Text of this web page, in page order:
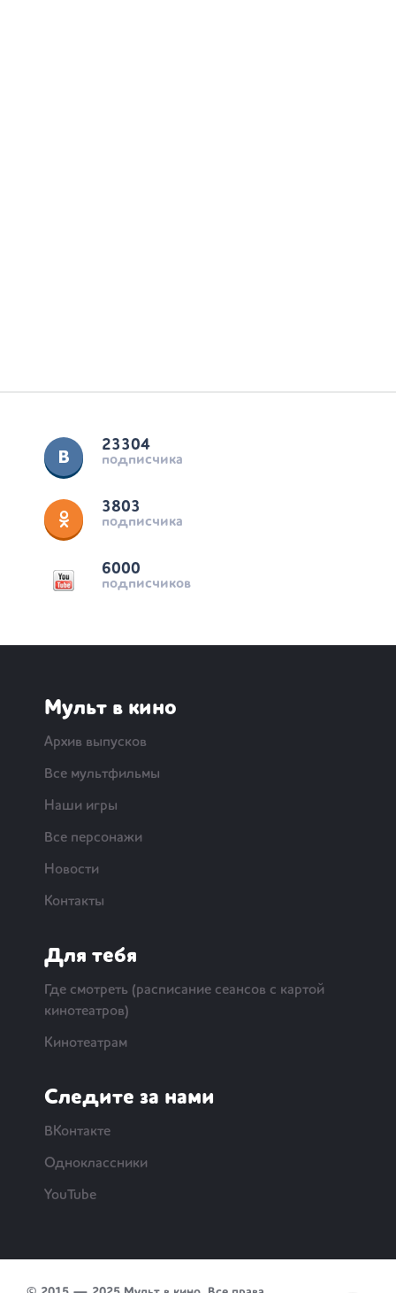
23304
подписчика
3803
подписчика
6000
подписчиков
Мульт в кино
Архив выпусков
Все мультфильмы
Наши игры
Все персонажи
Новости
Контакты
Для тебя
Где смотреть (расписание сеансов с картой
кинотеатров)
Кинотеатрам
Следите за нами
ВКонтакте
Одноклассники
YouTube